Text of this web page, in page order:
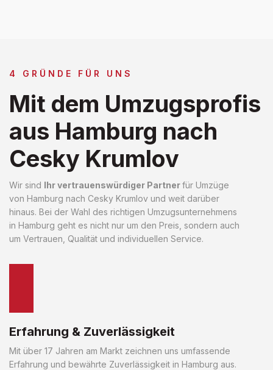
4 GRÜNDE FÜR UNS
Mit dem Umzugsprofis
aus Hamburg nach
Cesky Krumlov
Wir sind Ihr vertrauenswürdiger Partnerfür Umzüge
von Hamburg nach Cesky Krumlov und weit darüber
hinaus. Bei der Wahl des richtigen Umzugsunternehmens
in Hamburg geht es nicht nur um den Preis, sondern auch
um Vertrauen, Qualität und individuellen Service.
Erfahrung & Zuverlässigkeit
Mit über 17 Jahren am Markt zeichnen uns umfassende
Erfahrung und bewährte Zuverlässigkeit in Hamburg aus.